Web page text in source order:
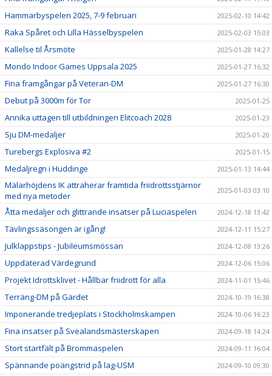
Hammarbyspelen 2025, 7-9 februari 2025-02-10 14:42
Raka Spåret och Lilla Hässelbyspelen 2025-02-03 15:03
Kallelse til Årsmöte 2025-01-28 14:27
Mondo Indoor Games Uppsala 2025 2025-01-27 16:32
Fina framgångar på Veteran-DM 2025-01-27 16:30
Debut på 3000m för Tor 2025-01-25
Annika uttagen till utbildningen Elitcoach 2028 2025-01-23
Sju DM-medaljer 2025-01-20
Turebergs Explosiva #2 2025-01-15
Medaljregn i Huddinge 2025-01-13 14:44
Mälarhöjdens IK attraherar framtida friidrottsstjärnor
med nya metoder
2025-01-03 03:10
Åtta medaljer och glittrande insatser på Luciaspelen 2024-12-18 13:42
Tävlingssäsongen är igång! 2024-12-11 15:27
Julklappstips - Jubileumsmössan 2024-12-08 13:26
Uppdaterad Värdegrund 2024-12-06 15:06
Projekt Idrottsklivet - Hållbar friidrott för alla 2024-11-01 15:46
Terräng-DM på Gärdet 2024-10-19 16:38
Imponerande tredjeplats i Stockholmskampen 2024-10-06 16:23
Fina insatser på Svealandsmästerskapen 2024-09-18 14:24
Stort startfält på Brommaspelen 2024-09-11 16:04
Spännande poängstrid på lag-USM 2024-09-10 09:30